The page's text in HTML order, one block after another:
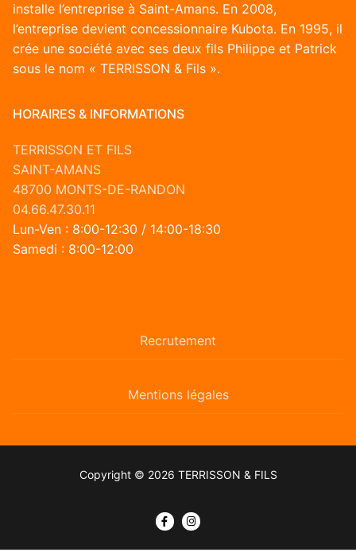
installe l’entreprise à Saint-Amans. En 2008,
l’entreprise devient concessionnaire Kubota. En 1995, il
crée une société avec ses deux fils Philippe et Patrick
sous le nom « TERRISSON & Fils ».
HORAIRES & INFORMATIONS
TERRISSON ET FILS
SAINT-AMANS
48700 MONTS-DE-RANDON
04.66.47.30.11
Lun-Ven : 8:00-12:30 / 14:00-18:30
Samedi : 8:00-12:00
Recrutement
Mentions légales
Copyright © 2026 TERRISSON & FILS